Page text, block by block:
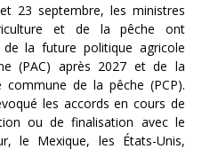
23 septembre, les ministres
et de la pêche ont
de la future politique agricole
(PAC) après 2027 et de la
commune de la pêche (PCP).
les accords en cours de
ou de finalisation avec le
le Mexique, les États-Unis,